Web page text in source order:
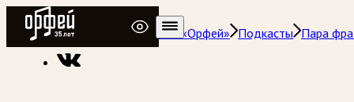
Радио Орфей
Радио классической музыки «Орфей» Подкасты Пара